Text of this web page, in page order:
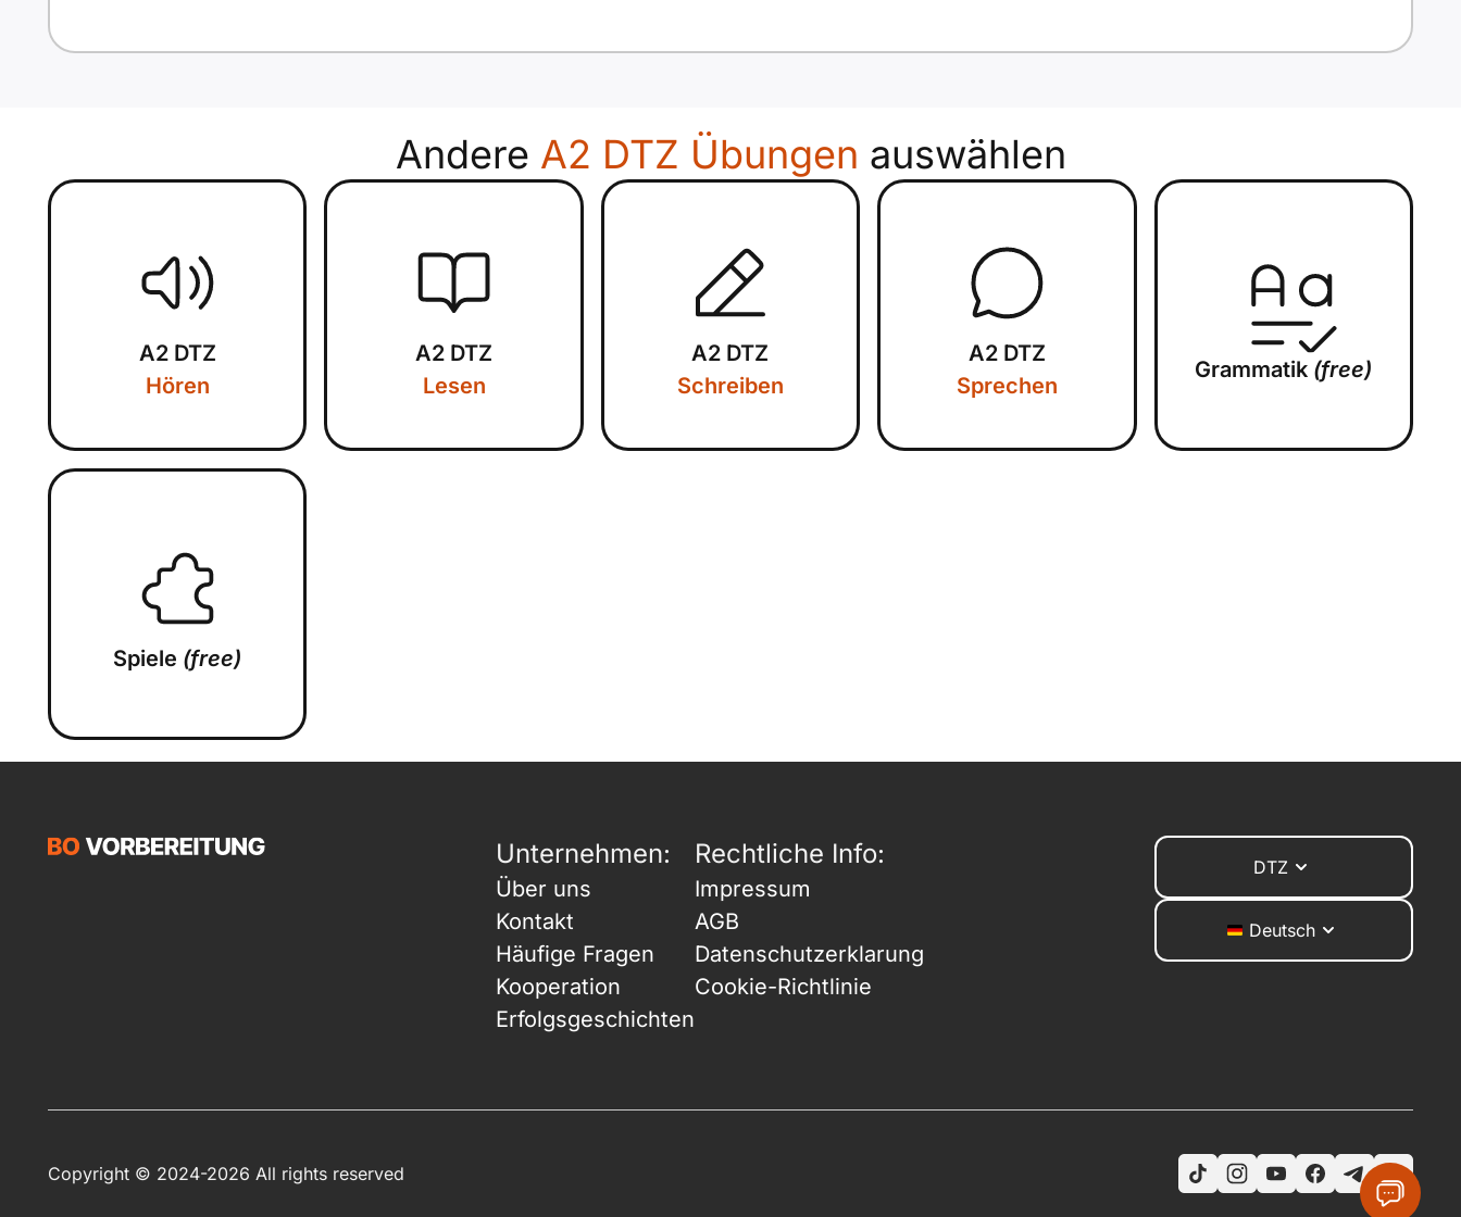
Andere A2 DTZ Übungen auswählen
A2 DTZ
Hören
A2 DTZ
Lesen
A2 DTZ
Schreiben
A2 DTZ
Sprechen
Grammatik (free)
Spiele (free)
Unternehmen:
Über uns
Kontakt
Häufige Fragen
Kooperation
Erfolgsgeschichten
Rechtliche Info:
Impressum
AGB
Datenschutzerklarung
Cookie-Richtlinie
DTZ
Deutsch
Copyright © 2024-2026 All rights reserved